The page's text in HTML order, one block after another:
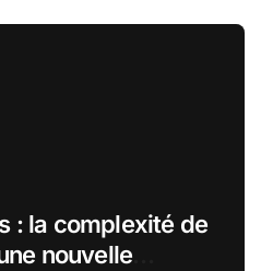
: la complexité de
nouvelle